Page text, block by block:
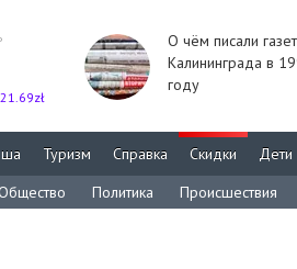
21.69zł
О чём писали
Калининграда в
году
Туризм Справка Скидки Дети
Политика Происшествия